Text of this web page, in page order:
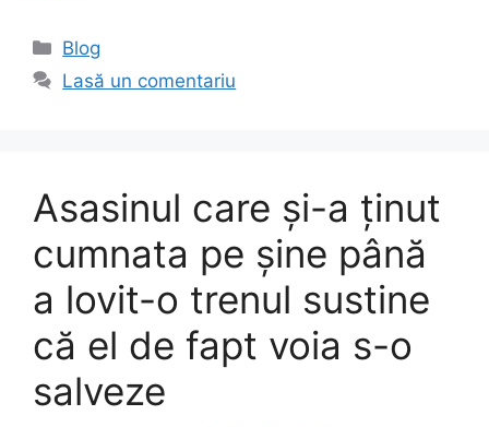
Categorii
Blog
Lasă un comentariu
Asasinul care şi-a ţinut
cumnata pe şine până
a lovit-o trenul sustine
că el de fapt voia s-o
salveze